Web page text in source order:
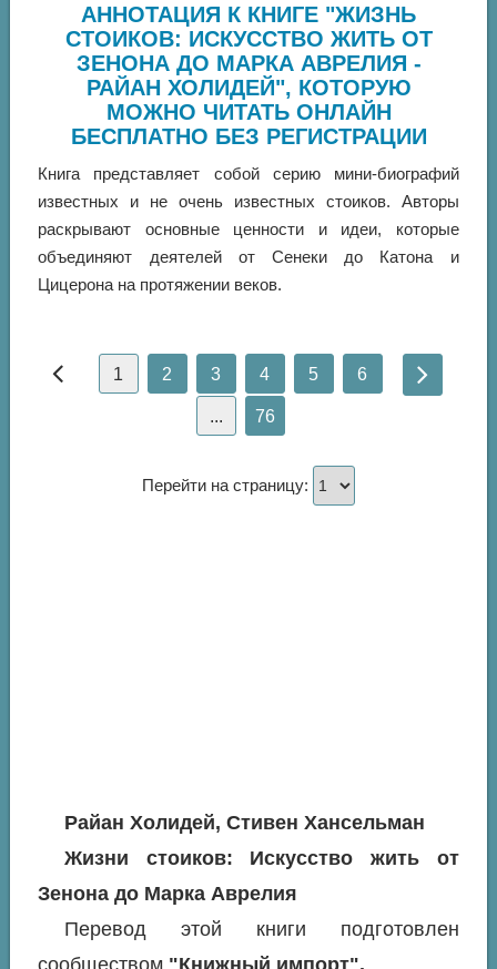
АННОТАЦИЯ К КНИГЕ "ЖИЗНЬ
СТОИКОВ: ИСКУССТВО ЖИТЬ ОТ
ЗЕНОНА ДО МАРКА АВРЕЛИЯ -
РАЙАН ХОЛИДЕЙ", КОТОРУЮ
МОЖНО ЧИТАТЬ ОНЛАЙН
БЕСПЛАТНО БЕЗ РЕГИСТРАЦИИ
Книга представляет собой серию мини-биографий
известных и не очень известных стоиков. Авторы
раскрывают основные ценности и идеи, которые
объединяют деятелей от Сенеки до Катона и
Цицерона на протяжении веков.
1 2 3 4 5 6
... 76
Перейти на страницу:
Райан Холидей, Стивен Хансельман
Жизни стоиков: Искусство жить от
Зенона до Марка Аврелия
Перевод этой книги подготовлен
сообществом "Книжный импорт".